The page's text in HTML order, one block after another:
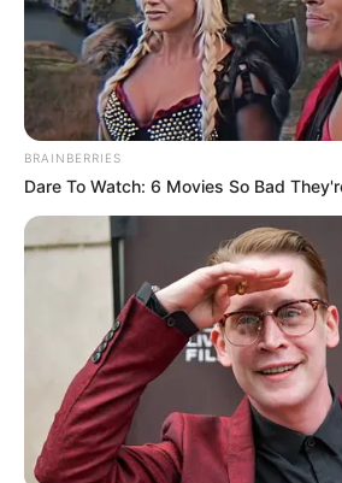
BRAINBERRIES
Dare To Watch: 6 Movies So Bad